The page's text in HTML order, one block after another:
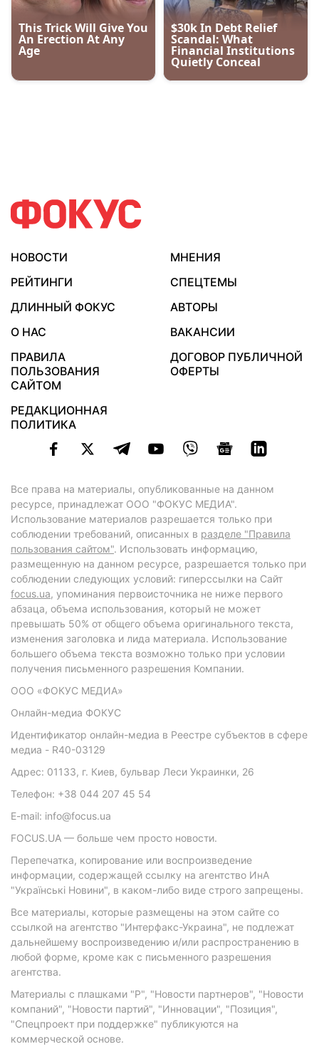
НОВОСТИ
МНЕНИЯ
РЕЙТИНГИ
СПЕЦТЕМЫ
ДЛИННЫЙ ФОКУС
АВТОРЫ
О НАС
ВАКАНСИИ
ПРАВИЛА
ПОЛЬЗОВАНИЯ
САЙТОМ
ДОГОВОР ПУБЛИЧНОЙ
ОФЕРТЫ
РЕДАКЦИОННАЯ
ПОЛИТИКА
Все права на материалы, опубликованные на данном
ресурсе, принадлежат ООО "ФОКУС МЕДИА".
Использование материалов разрешается только при
соблюдении требований, описанных в разделе "Правила
пользования сайтом". Использовать информацию,
размещенную на данном ресурсе, разрешается только при
соблюдении следующих условий: гиперссылки на Сайт
focus.ua, упоминания первоисточника не ниже первого
абзаца, объема использования, который не может
превышать 50% от общего объема оригинального текста,
изменения заголовка и лида материала. Использование
большего объема текста возможно только при условии
получения письменного разрешения Компании.
ООО «ФОКУС МЕДИА»
Онлайн-медиа ФОКУС
Идентификатор онлайн-медиа в Реестре субъектов в сфере
медиа - R40-03129
Адрес: 01133, г. Киев, бульвар Леси Украинки, 26
Телефон: +38 044 207 45 54
E-mail: info@focus.ua
FOCUS.UA — больше чем просто новости.
Перепечатка, копирование или воспроизведение
информации, содержащей ссылку на агентство ИнА
"Українські Новини", в каком-либо виде строго запрещены.
Все материалы, которые размещены на этом сайте со
ссылкой на агентство "Интерфакс-Украина", не подлежат
дальнейшему воспроизведению и/или распространению в
любой форме, кроме как с письменного разрешения
агентства.
Материалы с плашками "Р", "Новости партнеров", "Новости
компаний", "Новости партий", "Инновации", "Позиция",
"Спецпроект при поддержке" публикуются на
коммерческой основе.